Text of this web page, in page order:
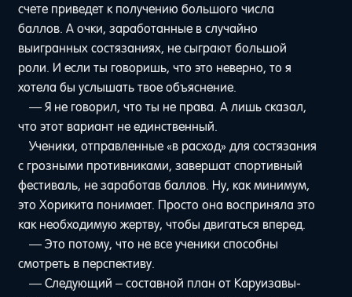
счете приведет к получению большого числа
баллов. А очки, заработанные в случайно
выигранных состязаниях, не сыграют большой
роли. И если ты говоришь, что это неверно, то я
хотела бы услышать твое объяснение.
— Я не говорил, что ты не права. А лишь сказал,
что этот вариант не единственный.
Ученики, отправленные «в расход» для состязания
с грозными противниками, завершат спортивный
фестиваль, не заработав баллов. Ну, как минимум,
это Хорикита понимает. Просто она восприняла это
как необходимую жертву, чтобы двигаться вперед.
— Это потому, что не все ученики способны
смотреть в перспективу.
— Следующий – составной план от Каруизавы-